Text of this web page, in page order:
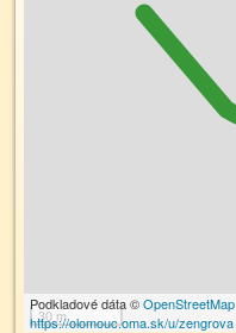
30 m
Podkladové dáta ©OpenStreetMap
https://olomouc.oma.sk/u/zengrova